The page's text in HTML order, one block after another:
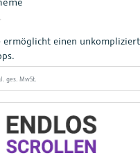
ermöglicht einen
ges. MwSt.